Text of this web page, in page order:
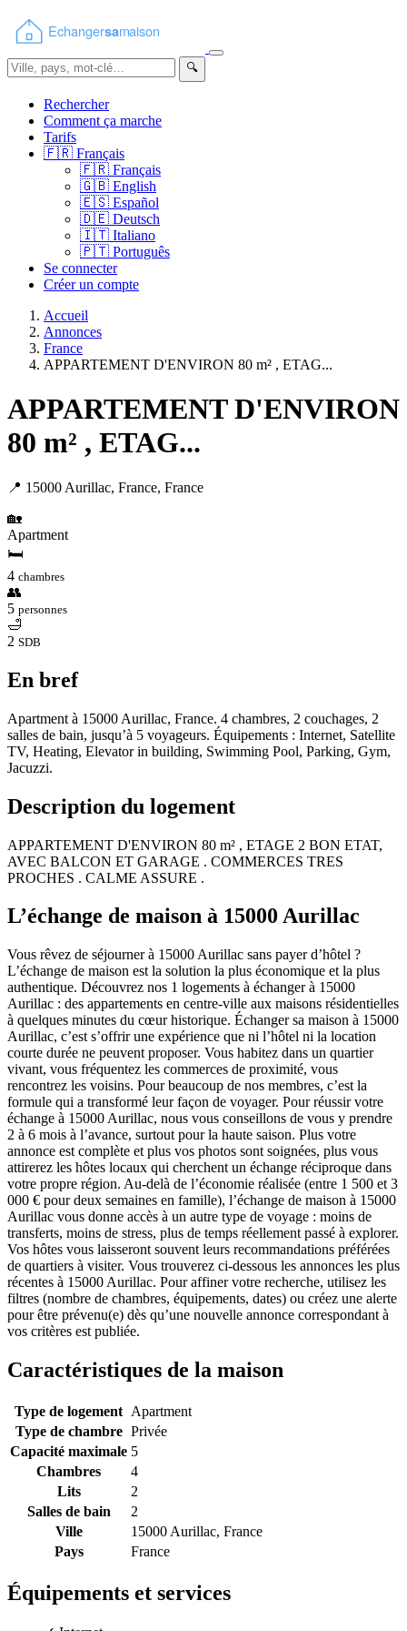
🔍
Rechercher
Comment ça marche
Tarifs
🇫🇷 Français
🇫🇷 Français
🇬🇧 English
🇪🇸 Español
🇩🇪 Deutsch
🇮🇹 Italiano
🇵🇹 Português
Se connecter
Créer un compte
Accueil
Annonces
France
APPARTEMENT D'ENVIRON 80 m² , ETAG...
APPARTEMENT D'ENVIRON
80 m² , ETAG...
📍 15000 Aurillac, France, France
🏡
Apartment
🛏
4 chambres
👥
5 personnes
🛁
2 SDB
En bref
Apartment à 15000 Aurillac, France. 4 chambres, 2 couchages, 2
salles de bain, jusqu’à 5 voyageurs. Équipements : Internet, Satellite
TV, Heating, Elevator in building, Swimming Pool, Parking, Gym,
Jacuzzi.
Description du logement
APPARTEMENT D'ENVIRON 80 m² , ETAGE 2 BON ETAT,
AVEC BALCON ET GARAGE . COMMERCES TRES
PROCHES . CALME ASSURE .
L’échange de maison à 15000 Aurillac
Vous rêvez de séjourner à 15000 Aurillac sans payer d’hôtel ?
L’échange de maison est la solution la plus économique et la plus
authentique. Découvrez nos 1 logements à échanger à 15000
Aurillac : des appartements en centre-ville aux maisons résidentielles
à quelques minutes du cœur historique. Échanger sa maison à 15000
Aurillac, c’est s’offrir une expérience que ni l’hôtel ni la location
courte durée ne peuvent proposer. Vous habitez dans un quartier
vivant, vous fréquentez les commerces de proximité, vous
rencontrez les voisins. Pour beaucoup de nos membres, c’est la
formule qui a transformé leur façon de voyager. Pour réussir votre
échange à 15000 Aurillac, nous vous conseillons de vous y prendre
2 à 6 mois à l’avance, surtout pour la haute saison. Plus votre
annonce est complète et plus vos photos sont soignées, plus vous
attirerez les hôtes locaux qui cherchent un échange réciproque dans
votre propre région. Au-delà de l’économie réalisée (entre 1 500 et 3
000 € pour deux semaines en famille), l’échange de maison à 15000
Aurillac vous donne accès à un autre type de voyage : moins de
transferts, moins de stress, plus de temps réellement passé à explorer.
Vos hôtes vous laisseront souvent leurs recommandations préférées
de quartiers à visiter. Vous trouverez ci-dessous les annonces les plus
récentes à 15000 Aurillac. Pour affiner votre recherche, utilisez les
filtres (nombre de chambres, équipements, dates) ou créez une alerte
pour être prévenu(e) dès qu’une nouvelle annonce correspondant à
vos critères est publiée.
Caractéristiques de la maison
Type de logement Apartment
Type de chambre Privée
Capacité maximale 5
Chambres
4
Lits
2
Salles de bain
2
Ville
15000 Aurillac, France
Pays
France
Équipements et services